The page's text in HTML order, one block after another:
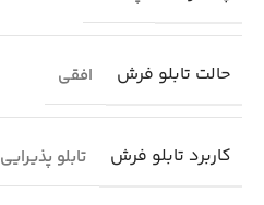
حالت تابلو فرش افقی
کاربرد تابلو فرش تابلو پذیرایی